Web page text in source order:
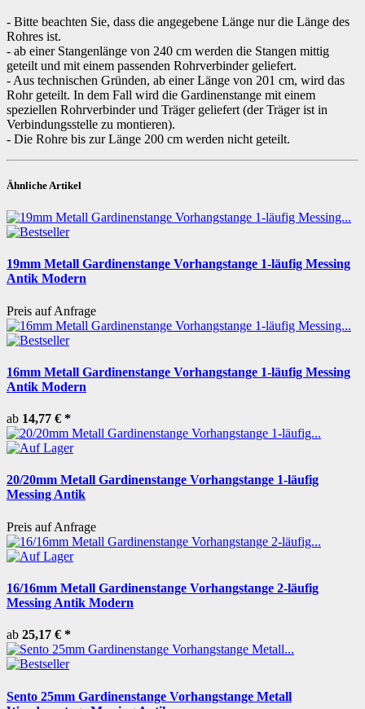
- Bitte beachten Sie, dass die angegebene Länge nur die Länge des
Rohres ist.
- ab einer Stangenlänge von 240 cm werden die Stangen mittig
geteilt und mit einem passenden Rohrverbinder geliefert.
- Aus technischen Gründen, ab einer Länge von 201 cm, wird das
Rohr geteilt. In dem Fall wird die Gardinenstange mit einem
speziellen Rohrverbinder und Träger geliefert (der Träger ist in
Verbindungsstelle zu montieren).
- Die Rohre bis zur Länge 200 cm werden nicht geteilt.
Ähnliche Artikel
19mm Metall Gardinenstange Vorhangstange 1-läufig Messing
Antik Modern
Preis auf Anfrage
16mm Metall Gardinenstange Vorhangstange 1-läufig Messing
Antik Modern
ab 14,77 € *
20/20mm Metall Gardinenstange Vorhangstange 1-läufig
Messing Antik
Preis auf Anfrage
16/16mm Metall Gardinenstange Vorhangstange 2-läufig
Messing Antik Modern
ab 25,17 € *
Sento 25mm Gardinenstange Vorhangstange Metall